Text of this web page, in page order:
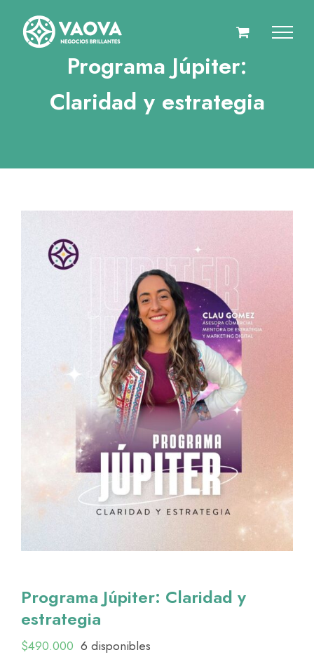
contenido
Programa Júpiter:
Claridad y estrategia
Programa Júpiter: Claridad y
estrategia
$490.000 6 disponibles